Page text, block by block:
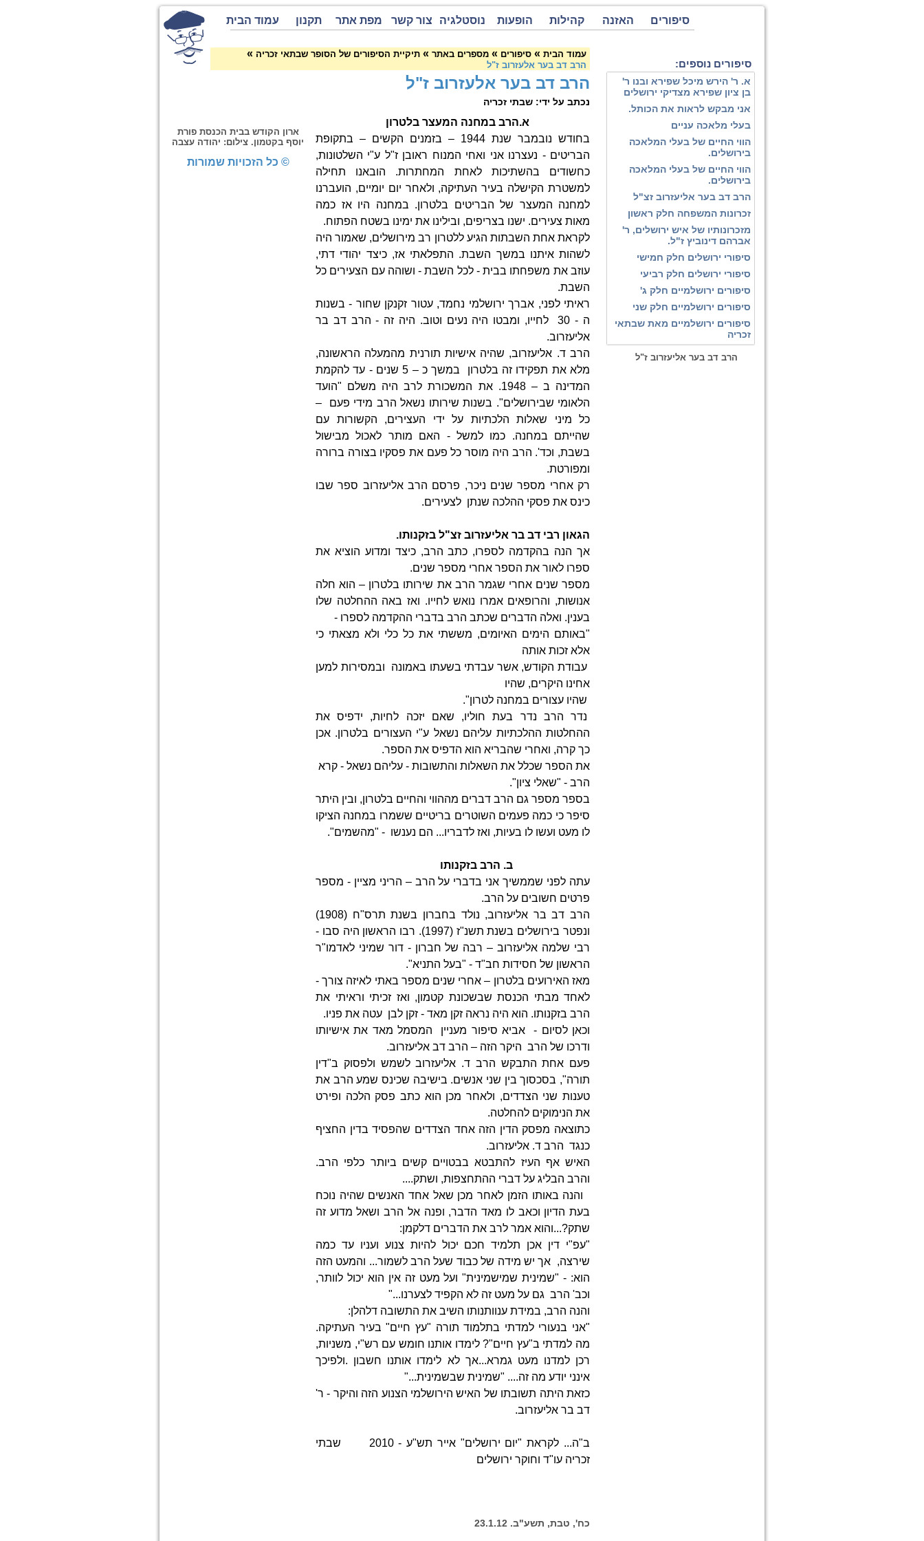
סיפורים האזנה קהילות הופעות נוסטלגיה צור קשר מפת אתר תקנון עמוד הבית
סיפורים נוספים:
א. ר' הירש מיכל שפירא ובנו ר'
בן ציון שפירא מצדיקי ירושלים
אני מבקש לראות את הכותל.
בעלי מלאכה עניים
הווי החיים של בעלי המלאכה
בירושלים.
הווי החיים של בעלי המלאכה
בירושלים.
הרב דב בער אליעזרוב זצ"ל
זכרונות המשפחה חלק ראשון
מזכרונותיו של איש ירושלים, ר'
אברהם דינוביץ ז"ל.
סיפורי ירושלים חלק חמישי
סיפורי ירושלים חלק רביעי
סיפורים ירושלמיים חלק ג'
סיפורים ירושלמיים חלק שני
סיפורים ירושלמיים מאת שבתאי
זכריה
הרב דב בער אליעזרוב ז"ל
עמוד הבית » סיפורים » מספרים באתר » תיקיית הסיפורים של הסופר שבתאי זכריה »
הרב דב בער אלעזרוב ז"ל
הרב דב בער אלעזרוב ז"ל
נכתב על ידי: שבתי זכריה
א.הרב במחנה המעצר בלטרון
בחודש נובמבר שנת 1944 – בזמנים הקשים – בתקופת
הבריטים - נעצרנו אני ואחי המנוח ראובן ז"ל ע"י השלטונות,
כחשודים בהשתיכות לאחת המחתרות. הובאנו תחילה
למשטרת הקישלה בעיר העתיקה, ולאחר יום יומיים, הועברנו
למחנה המעצר של הבריטים בלטרון. במחנה היו אז כמה
מאות צעירים. ישנו בצריפים, ובילינו את ימינו בשטח הפתוח.
לקראת אחת השבתות הגיע ללטרון רב מירושלים, שאמור היה
לשהות איתנו במשך השבת. התפלאתי אז, כיצד יהודי דתי,
עוזב את משפחתו בבית - לכל השבת - ושוהה עם הצעירים כל
השבת.
ראיתי לפני, אברך ירושלמי נחמד, עטור זקנקן שחור - בשנות
ה - 30 לחייו, ומבטו היה נעים וטוב. היה זה - הרב דב בר
אליעזרוב.
הרב ד. אליעזרוב, שהיה אישיות תורנית מהמעלה הראשונה,
מלא את תפקידו זה בלטרון במשך כ – 5 שנים - עד להקמת
המדינה ב – 1948. את המשכורת לרב היה משלם "הועד
הלאומי שבירושלים". בשנות שירותו נשאל הרב מידי פעם –
כל מיני שאלות הלכתיות על ידי העצירים, הקשורות עם
שהייתם במחנה. כמו למשל - האם מותר לאכול מבישול
בשבת, וכד'. הרב היה מוסר כל פעם את פסקיו בצורה ברורה
ומפורטת.
רק אחרי מספר שנים ניכר, פרסם הרב אליעזרוב ספר שבו
כינס את פסקי ההלכה שנתן לצעירים.
הגאון רבי דב בר אליעזרוב זצ"ל בזקנותו.
אך הנה בהקדמה לספרו, כתב הרב, כיצד ומדוע הוציא את
ספרו לאור את הספר אחרי מספר שנים.
מספר שנים אחרי שגמר הרב את שירותו בלטרון – הוא חלה
אנושות, והרופאים אמרו נואש לחייו. ואז באה ההחלטה שלו
בענין. ואלה הדברים שכתב הרב בדברי ההקדמה לספרו -
"באותם הימים האיומים, מששתי את כל כלי ולא מצאתי כי
אלא זכות אותה
עבודת הקודש, אשר עבדתי בשעתו באמונה ובמסירות למען
אחינו היקרים, שהיו
שהיו עצורים במחנה לטרון".
נדר הרב נדר בעת חוליו, שאם יזכה לחיות, ידפיס את
ההחלטות ההלכתיות עליהם נשאל ע"י העצורים בלטרון. אכן
כך קרה, ואחרי שהבריא הוא הדפיס את הספר.
את הספר שכלל את השאלות והתשובות - עליהם נשאל - קרא
הרב - "שאלי ציון".
בספר מספר גם הרב דברים מההווי והחיים בלטרון, ובין היתר
סיפר כי כמה פעמים השוטרים בריטיים ששמרו במחנה הציקו
לו מעט ועשו לו בעיות, ואז לדבריו... הם נענשו - "מהשמים".
ב. הרב בזקנותו
עתה לפני שממשיך אני בדברי על הרב – הריני מציין - מספר
פרטים חשובים על הרב.
הרב דב בר אליעזרוב, נולד בחברון בשנת תרס"ח (1908)
ונפטר בירושלים בשנת תשנ"ז (1997). רבו הראשון היה סבו -
רבי שלמה אליעזרוב – רבה של חברון - דור שמיני לאדמו"ר
הראשון של חסידות חב"ד - "בעל התניא".
מאז האירועים בלטרון – אחרי שנים מספר באתי לאיזה צורך -
לאחד מבתי הכנסת שבשכונת קטמון, ואז זכיתי וראיתי את
הרב בזקנותו. הוא היה נראה זקן מאד - זקן לבן עטה את פניו.
וכאן לסיום - אביא סיפור מעניין המסמל מאד את אישיותו
ודרכו של הרב היקר הזה – הרב דב אליעזרוב.
פעם אחת התבקש הרב ד. אליעזרוב לשמש ולפסוק ב"דין
תורה", בסכסוך בין שני אנשים. בישיבה שכינס שמע הרב את
טענות שני הצדדים, ולאחר מכן הוא כתב פסק הלכה ופירט
את הנימוקים להחלטה.
כתוצאה מפסק הדין הזה אחד הצדדים שהפסיד בדין החציף
כנגד הרב ד. אליעזרוב.
האיש אף העיז להתבטא בבטויים קשים ביותר כלפי הרב.
והרב הבליג על דברי ההתחצפות, ושתק....
והנה באותו הזמן לאחר מכן שאל אחד האנשים שהיה נוכח
בעת הדיון וכאב לו מאד הדבר, ופנה אל הרב ושאל מדוע זה
שתק?...והוא אמר לרב את הדברים דלקמן:
"עפ"י דין אכן תלמיד חכם יכול להיות צנוע ועניו עד כמה
שירצה, אך יש מידה של כבוד שעל הרב לשמור... והמעט הזה
הוא: - "שמינית שמישמינית" ועל מעט זה אין הוא יכול לוותר,
וכב' הרב גם על מעט זה לא הקפיד לצערנו..."
והנה הרב, במידת ענוותנותו השיב את התשובה דלהלן:
"אני בנעורי למדתי בתלמוד תורה "עץ חיים" בעיר העתיקה.
מה למדתי ב"עץ חיים"? לימדו אותנו חומש עם רש"י, משניות,
רכן למדנו מעט גמרא...אך לא לימדו אותנו חשבון .ולפיכך
אינני יודע מה זה.... "שמינית שבשמינית..."
כזאת היתה תשובתו של האיש הירושלמי הצנוע הזה והיקר - ר'
דב בר אליעזרוב.
ב"ה... לקראת "יום ירושלים" אייר תש"ע - 2010 שבתי
זכריה עו"ד וחוקר ירושלים
ארון הקודש בבית הכנסת פורת
יוסף בקטמון. צילום: יהודה עצבה
© כל הזכויות שמורות
כח', טבת, תשע"ב. 23.1.12